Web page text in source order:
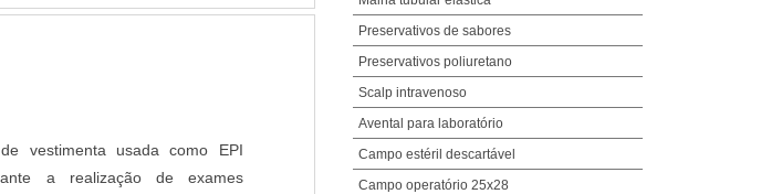
vestimenta usada como EPI
a realização de exames
Preservativos de sabores
Preservativos poliuretano
Scalp intravenoso
Avental para laboratório
Campo estéril descartável
Campo operatório 25x28